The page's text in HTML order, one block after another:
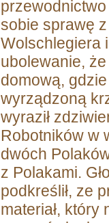
sobie sprawę
Wolschlegiera
ubolewanie,
domową,
wyrządzoną
wyraził
Robotników w
dwóch
z Polakami.
podkreślił, ze
materiał, który